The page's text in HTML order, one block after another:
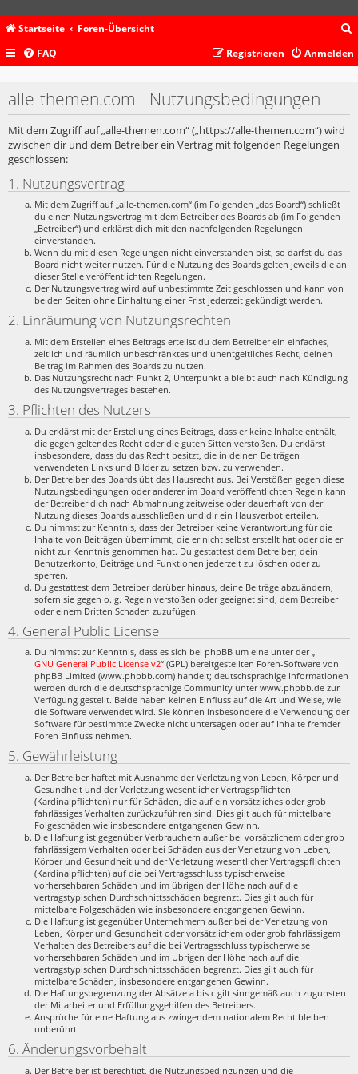
Startseite Foren-Übersicht
c
FAQ Anmelden
Registrieren
alle-themen.com - Nutzungsbedingungen
Mit dem Zugriff auf „alle-themen.com“ („https://alle-themen.com“) wird
zwischen dir und dem Betreiber ein Vertrag mit folgenden Regelungen
geschlossen:
1. Nutzungsvertrag
Mit dem Zugriff auf „alle-themen.com“ (im Folgenden „das Board“) schließt
du einen Nutzungsvertrag mit dem Betreiber des Boards ab (im Folgenden
„Betreiber“) und erklärst dich mit den nachfolgenden Regelungen
einverstanden.
Wenn du mit diesen Regelungen nicht einverstanden bist, so darfst du das
Board nicht weiter nutzen. Für die Nutzung des Boards gelten jeweils die an
dieser Stelle veröffentlichten Regelungen.
Der Nutzungsvertrag wird auf unbestimmte Zeit geschlossen und kann von
beiden Seiten ohne Einhaltung einer Frist jederzeit gekündigt werden.
2. Einräumung von Nutzungsrechten
Mit dem Erstellen eines Beitrags erteilst du dem Betreiber ein einfaches,
zeitlich und räumlich unbeschränktes und unentgeltliches Recht, deinen
Beitrag im Rahmen des Boards zu nutzen.
Das Nutzungsrecht nach Punkt 2, Unterpunkt a bleibt auch nach Kündigung
des Nutzungsvertrages bestehen.
3. Pflichten des Nutzers
Du erklärst mit der Erstellung eines Beitrags, dass er keine Inhalte enthält,
die gegen geltendes Recht oder die guten Sitten verstoßen. Du erklärst
insbesondere, dass du das Recht besitzt, die in deinen Beiträgen
verwendeten Links und Bilder zu setzen bzw. zu verwenden.
Der Betreiber des Boards übt das Hausrecht aus. Bei Verstößen gegen diese
Nutzungsbedingungen oder anderer im Board veröffentlichten Regeln kann
der Betreiber dich nach Abmahnung zeitweise oder dauerhaft von der
Nutzung dieses Boards ausschließen und dir ein Hausverbot erteilen.
Du nimmst zur Kenntnis, dass der Betreiber keine Verantwortung für die
Inhalte von Beiträgen übernimmt, die er nicht selbst erstellt hat oder die er
nicht zur Kenntnis genommen hat. Du gestattest dem Betreiber, dein
Benutzerkonto, Beiträge und Funktionen jederzeit zu löschen oder zu
sperren.
Du gestattest dem Betreiber darüber hinaus, deine Beiträge abzuändern,
sofern sie gegen o. g. Regeln verstoßen oder geeignet sind, dem Betreiber
oder einem Dritten Schaden zuzufügen.
4. General Public License
Du nimmst zur Kenntnis, dass es sich bei phpBB um eine unter der „
GNU General Public License v2“ (GPL) bereitgestellten Foren-Software von
phpBB Limited (www.phpbb.com) handelt; deutschsprachige Informationen
werden durch die deutschsprachige Community unter www.phpbb.de zur
Verfügung gestellt. Beide haben keinen Einfluss auf die Art und Weise, wie
die Software verwendet wird. Sie können insbesondere die Verwendung der
Software für bestimmte Zwecke nicht untersagen oder auf Inhalte fremder
Foren Einfluss nehmen.
5. Gewährleistung
Der Betreiber haftet mit Ausnahme der Verletzung von Leben, Körper und
Gesundheit und der Verletzung wesentlicher Vertragspflichten
(Kardinalpflichten) nur für Schäden, die auf ein vorsätzliches oder grob
fahrlässiges Verhalten zurückzuführen sind. Dies gilt auch für mittelbare
Folgeschäden wie insbesondere entgangenen Gewinn.
Die Haftung ist gegenüber Verbrauchern außer bei vorsätzlichem oder grob
fahrlässigem Verhalten oder bei Schäden aus der Verletzung von Leben,
Körper und Gesundheit und der Verletzung wesentlicher Vertragspflichten
(Kardinalpflichten) auf die bei Vertragsschluss typischerweise
vorhersehbaren Schäden und im übrigen der Höhe nach auf die
vertragstypischen Durchschnittsschäden begrenzt. Dies gilt auch für
mittelbare Folgeschäden wie insbesondere entgangenen Gewinn.
Die Haftung ist gegenüber Unternehmern außer bei der Verletzung von
Leben, Körper und Gesundheit oder vorsätzlichem oder grob fahrlässigem
Verhalten des Betreibers auf die bei Vertragsschluss typischerweise
vorhersehbaren Schäden und im Übrigen der Höhe nach auf die
vertragstypischen Durchschnittsschäden begrenzt. Dies gilt auch für
mittelbare Schäden, insbesondere entgangenen Gewinn.
Die Haftungsbegrenzung der Absätze a bis c gilt sinngemäß auch zugunsten
der Mitarbeiter und Erfüllungsgehilfen des Betreibers.
Ansprüche für eine Haftung aus zwingendem nationalem Recht bleiben
unberührt.
6. Änderungsvorbehalt
Der Betreiber ist berechtigt, die Nutzungsbedingungen und die